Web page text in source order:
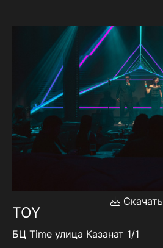
Скачать
TOY
БЦ Time улица Казанат 1/1